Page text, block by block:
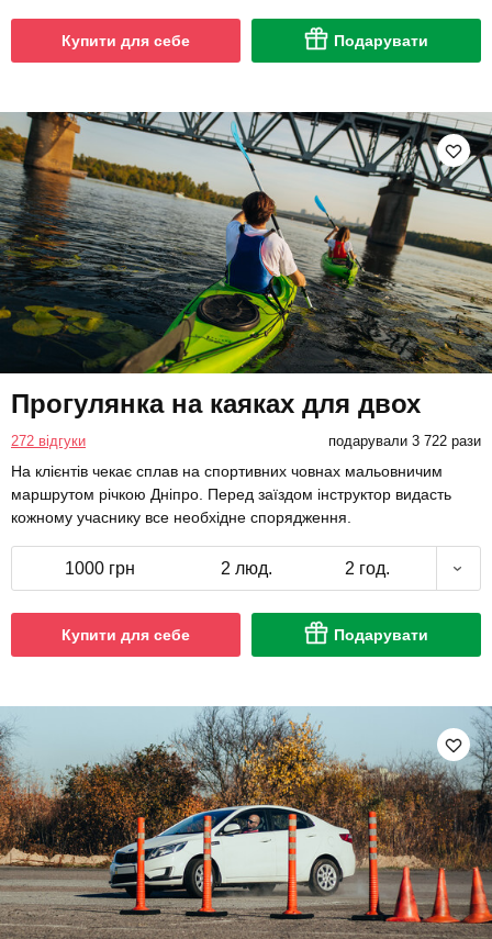
Купити для себе Подарувати
Прогулянка на каяках для двох
272 відгуки подарували 3 722 рази
На клієнтів чекає сплав на спортивних човнах мальовничим
маршрутом річкою Дніпро. Перед заїздом інструктор видасть
кожному учаснику все необхідне спорядження.
1000 грн 2 люд. 2 год.
Купити для себе Подарувати